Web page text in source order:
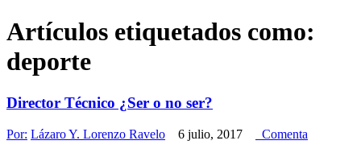
Artículos etiquetados como:
deporte
Director Técnico ¿Ser o no ser?
Por: Lázaro Y. Lorenzo Ravelo 6 julio, 2017
Comenta